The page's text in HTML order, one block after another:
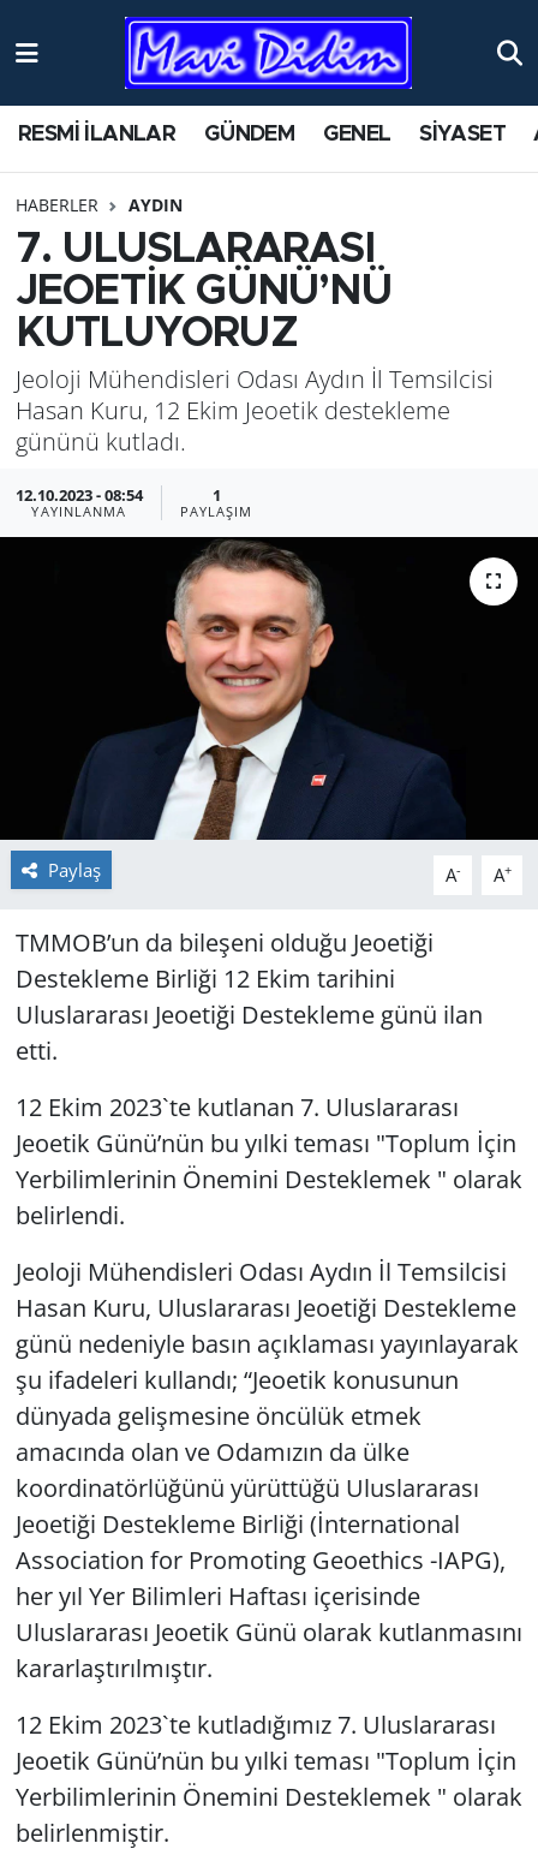
RESMİ İLANLAR GÜNDEM GENEL SİYASET
HABERLER AYDIN
7. ULUSLARARASI
JEOETİK GÜNÜ’NÜ
KUTLUYORUZ
Jeoloji Mühendisleri Odası Aydın İl Temsilcisi
Hasan Kuru, 12 Ekim Jeoetik destekleme
gününü kutladı.
12.10.2023 - 08:54
YAYINLANMA
1
PAYLAŞIM
Paylaş A- A+
TMMOB’un da bileşeni olduğu Jeoetiği
Destekleme Birliği 12 Ekim tarihini
Uluslararası Jeoetiği Destekleme günü ilan
etti.
12 Ekim 2023`te kutlanan 7. Uluslararası
Jeoetik Günü’nün bu yılki teması "Toplum İçin
Yerbilimlerinin Önemini Desteklemek " olarak
belirlendi.
Jeoloji Mühendisleri Odası Aydın İl Temsilcisi
Hasan Kuru, Uluslararası Jeoetiği Destekleme
günü nedeniyle basın açıklaması yayınlayarak
şu ifadeleri kullandı; “Jeoetik konusunun
dünyada gelişmesine öncülük etmek
amacında olan ve Odamızın da ülke
koordinatörlüğünü yürüttüğü Uluslararası
Jeoetiği Destekleme Birliği (İnternational
Association for Promoting Geoethics -IAPG),
her yıl Yer Bilimleri Haftası içerisinde
Uluslararası Jeoetik Günü olarak kutlanmasını
kararlaştırılmıştır.
12 Ekim 2023`te kutladığımız 7. Uluslararası
Jeoetik Günü’nün bu yılki teması "Toplum İçin
Yerbilimlerinin Önemini Desteklemek " olarak
belirlenmiştir.
ANTİK YERLER
AYDIN
BİLİM VE TEKNOLOJİ
ÇEVRE
EĞİTİM
EKONOMİ
GENEL
HABERDE İNSAN
KÜLTÜR SANAT
MAGAZİN
POLİTİKA
RESMİ İLANLAR
SAĞLIK
SİYASET
Yerel
Nöbetçi Eczaneler
Namaz Vakitleri
Trafik Durumu
Süper Lig Puan Durumu ve Fikstür
Tüm Manşetler
Son Dakika Haberleri
Haber Arşivi